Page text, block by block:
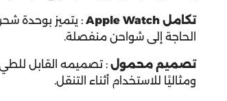
تكامل Apple Watch :
الحاجة إلى شواحن منفصلة.
تصميم محمول : تصميمه القابل للطي
ومثاليًا للاستخدام أثناء التنقل.